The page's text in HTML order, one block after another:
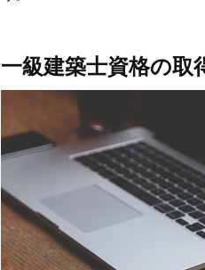
一級建築士資格の取